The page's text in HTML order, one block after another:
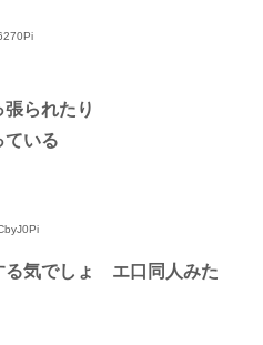
られたり
ている
気でしょ エ口同人みた